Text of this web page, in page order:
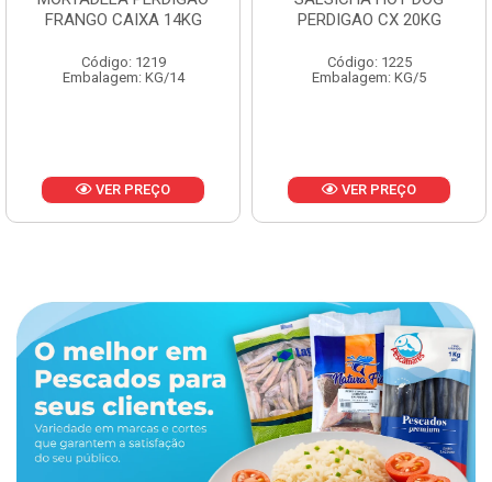
FRANGO CAIXA 14KG
Código: 1219
Embalagem: KG/14
VER PREÇO
PERDIGAO CX 20KG
Código: 1225
Embalagem: KG/5
VER PREÇO